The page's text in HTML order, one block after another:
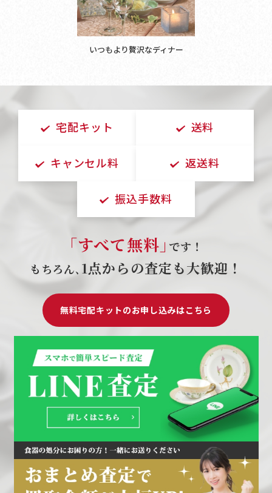
いつもより贅沢なディナー
宅配キット 送料
キャンセル料 返送料
振込手数料
｢すべて無料｣ です！
もちろん､ 1点からの査定も大歓迎！
無料宅配キットのお申し込みはこちら